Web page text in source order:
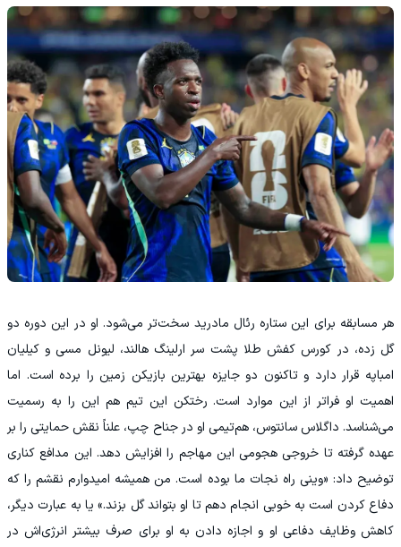
هر مسابقه برای این ستاره رئال مادرید سخت‌تر می‌شود. او در این دوره دو
گل زده، در کورس کفش طلا پشت سر ارلینگ هالند، لیونل مسی و کیلیان
امباپه قرار دارد و تاکنون دو جایزه بهترین بازیکن زمین را برده است. اما
اهمیت او فراتر از این‌ موارد است. رختکن این تیم هم این را به رسمیت
می‌شناسد. داگلاس سانتوس، هم‌تیمی او در جناح چپ، علناً نقش حمایتی را بر
عهده گرفته تا خروجی هجومی این مهاجم را افزایش دهد. این مدافع کناری
توضیح داد: «وینی راه نجات ما بوده است. من همیشه امیدوارم نقشم را که
دفاع کردن است به‌ خوبی انجام دهم تا او بتواند گل بزند.» یا به عبارت دیگر،
کاهش وظایف دفاعی او و اجازه دادن به او برای صرف بیشتر انرژی‌اش در